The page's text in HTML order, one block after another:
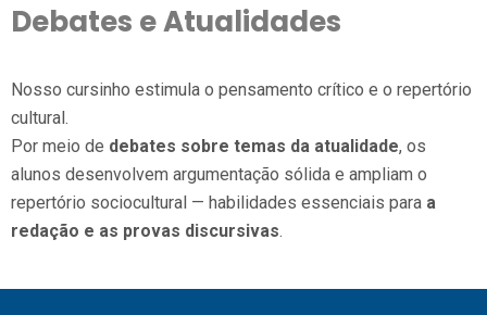
Debates e Atualidades
Nosso cursinho estimula o pensamento crítico e o repertório
cultural.
Por meio de debates sobre temas da atualidade, os
alunos desenvolvem argumentação sólida e ampliam o
repertório sociocultural — habilidades essenciais para a
redação e as provas discursivas.